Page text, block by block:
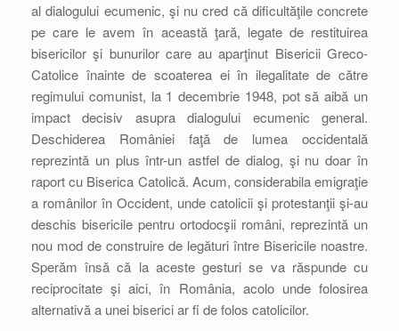
al dialogului ecumenic, şi nu cred că dificultăţile concrete
pe care le avem în această ţară, legate de restituirea
bisericilor şi bunurilor care au aparţinut Bisericii Greco-
Catolice înainte de scoaterea ei în ilegalitate de către
regimului comunist, la 1 decembrie 1948, pot să aibă un
impact decisiv asupra dialogului ecumenic general.
Deschiderea României faţă de lumea occidentală
reprezintă un plus într-un astfel de dialog, şi nu doar în
raport cu Biserica Catolică. Acum, considerabila emigraţie
a românilor în Occident, unde catolicii şi protestanţii şi-au
deschis bisericile pentru ortodocşii români, reprezintă un
nou mod de construire de legături între Bisericile noastre.
Sperăm însă că la aceste gesturi se va răspunde cu
reciprocitate şi aici, în România, acolo unde folosirea
alternativă a unei biserici ar fi de folos catolicilor.